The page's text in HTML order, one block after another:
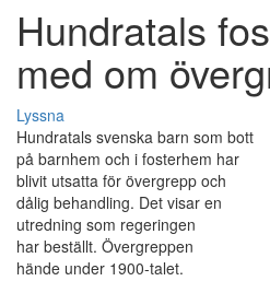
Hundratals
med om
Lyssna
Hundratals svenska barn som bott
på barnhem och i fosterhem har
blivit utsatta för övergrepp och
dålig behandling. Det visar en
utredning som regeringen
har beställt. Övergreppen
hände under 1900-talet.